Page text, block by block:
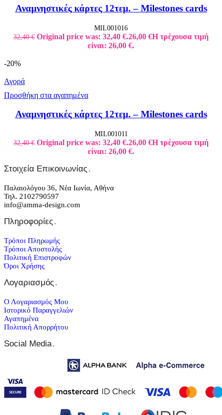
Αναμνηστικές κάρτες 12τεμ. – Milestones cards
MIL001016
32,40€ Original price was: 32,40 €.26,00 €Η τρέχουσα τιμή
είναι: 26,00 €.
-20%
Αγορά
Προσθήκη στα αγαπημένα
Αναμνηστικές κάρτες 12τεμ. – Milestones cards
MIL001011
32,40€ Original price was: 32,40 €.26,00 €Η τρέχουσα τιμή
είναι: 26,00 €.
Στοιχεία Επικοινωνίας.
Παλαιολόγου 36, Νέα Ιωνία, Αθήνα
Τηλ. 2102790597
info@amma-design.com
Πληροφορίες.
Τρόποι Πληρωμής
Τρόποι Αποστολής
Πολιτική Επιστροφών
Όροι Χρήσης
Λογαριασμός.
Ο Λογαριασμός Μου
Ιστορικό Παραγγελιών
Αγαπημένα
Πολιτική Απορρήτου
Social Media.